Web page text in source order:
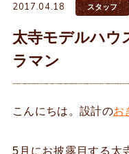
2017.04.18 スタッフ
太寺モデルハ
ラマン
こんにちは。設計のお
5月にお披露目する太